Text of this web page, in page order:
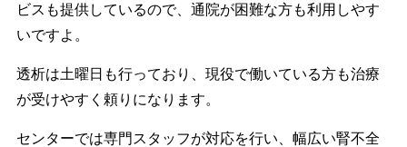
ビスも提供しているので、通院が困難な方も利用しやす
いですよ。
透析は土曜日も行っており、現役で働いている方も治療
が受けやすく頼りになります。
センターでは専門スタッフが対応を行い、幅広い腎不全